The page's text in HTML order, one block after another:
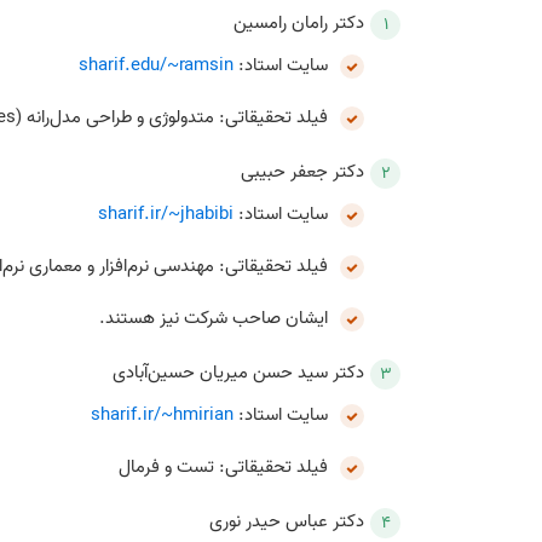
دکتر رامان رامسین
سایت استاد: sharif.edu/~ramsin
فیلد تحقیقاتی: متدولوژی و طراحی مدل‌رانه (Model-Driven Development (MDD) Methodologies)
دکتر جعفر حبیبی
سایت استاد: sharif.ir/~jhabibi
فیلد تحقیقاتی: مهندسی نرم‌افزار و معماری
ایشان صاحب شرکت نیز هستند.
دکتر سید حسن میریان حسین‌آبادی
سایت استاد: sharif.ir/~hmirian
فیلد تحقیقاتی: تست و فرمال
دکتر عباس حیدر نوری